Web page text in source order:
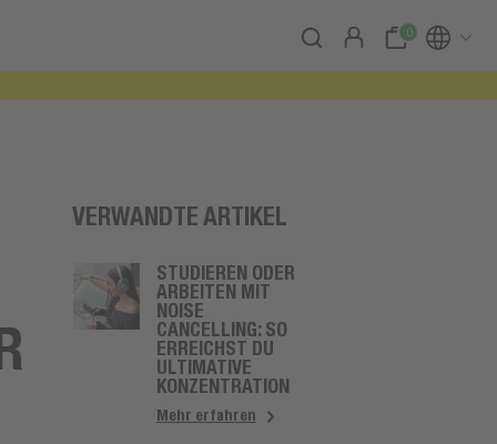
0
VERWANDTE ARTIKEL
STUDIEREN ODER
ARBEITEN MIT
NOISE
CANCELLING: SO
ERREICHST DU
ULTIMATIVE
KONZENTRATION
Mehr erfahren